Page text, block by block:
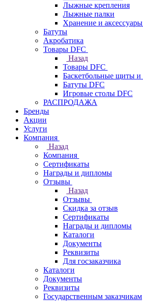
Лыжные крепления
Лыжные палки
Хранение и
Батуты
Акробатика
Товары DFC
Назад
Товары DFC
Баскетбольные щиты и
Батуты DFC
Игровые столы DFC
РАСПРОДАЖА
Бренды
Акции
Услуги
Компания
Назад
Компания
Сертификаты
Награды и дипломы
Отзывы
Назад
Отзывы
Скидка за отзыв
Сертификаты
Награды и дипломы
Каталоги
Документы
Реквизиты
Для госзаказчика
Каталоги
Документы
Реквизиты
Государственным заказчикам